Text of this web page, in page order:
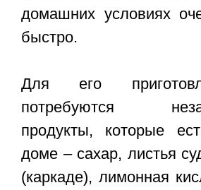
домашних условиях
быстро.
Для его
потребуются
продукты, которые
доме – сахар, листья
(каркаде), лимонная